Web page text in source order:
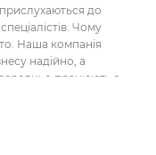
до
Чому
Наша компанія
надійно, а
працюють з